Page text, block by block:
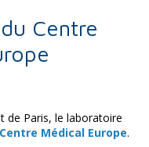
Centre
de Paris, le laboratoire
Centre Médical Europe.